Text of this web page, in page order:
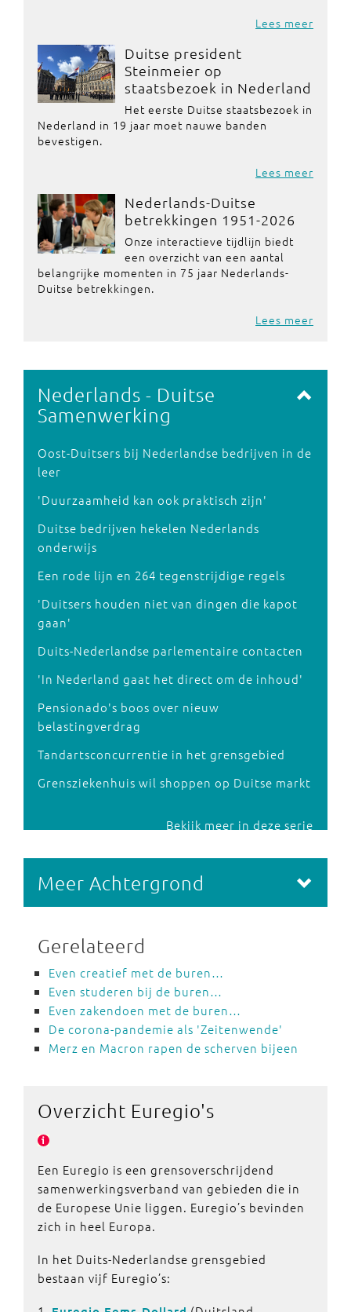
Lees meer
Duitse president
Steinmeier op
staatsbezoek in Nederland
Het eerste Duitse staatsbezoek in
Nederland in 19 jaar moet nauwe banden
bevestigen.
Lees meer
Nederlands-Duitse
betrekkingen 1951-2026
Onze interactieve tijdlijn biedt
een overzicht van een aantal
belangrijke momenten in 75 jaar Nederlands-
Duitse betrekkingen.
Lees meer
Nederlands - Duitse
Samenwerking
Oost-Duitsers bij Nederlandse bedrijven in de
leer
'Duurzaamheid kan ook praktisch zijn'
Duitse bedrijven hekelen Nederlands
onderwijs
Een rode lijn en 264 tegenstrijdige regels
'Duitsers houden niet van dingen die kapot
gaan'
Duits-Nederlandse parlementaire contacten
'In Nederland gaat het direct om de inhoud'
Pensionado's boos over nieuw
belastingverdrag
Tandartsconcurrentie in het grensgebied
Grensziekenhuis wil shoppen op Duitse markt
Bekijk meer in deze serie
Meer Achtergrond
Gerelateerd
Even creatief met de buren…
Even studeren bij de buren…
Even zakendoen met de buren…
De corona-pandemie als 'Zeitenwende'
Merz en Macron rapen de scherven bijeen
Overzicht Euregio's
Een Euregio is een grensoverschrijdend
samenwerkingsverband van gebieden die in
de Europese Unie liggen. Euregio’s bevinden
zich in heel Europa.
In het Duits-Nederlandse grensgebied
bestaan vijf Euregio’s: